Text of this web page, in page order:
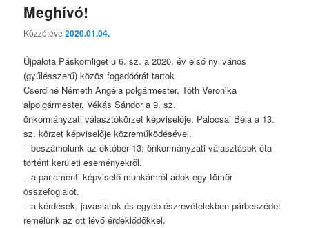
Meghívó!
Közzétéve2020.01.04.
Újpalota Páskomliget u 6. sz. a 2020. év első nyilvános
(gyűlésszerű) közös fogadóórát tartok
Cserdiné Németh Angéla polgármester, Tóth Veronika
alpolgármester, Vékás Sándor a 9. sz.
önkormányzati választókörzet képviselője, Palocsai Béla a 13.
sz. körzet képviselője közreműködésével.
– beszámolunk az október 13. önkormányzati választások óta
történt kerületi eseményekről.
– a parlamenti képviselő munkámról adok egy tömör
összefoglalót.
– a kérdések, javaslatok és egyéb észrevételekben párbeszédet
remélünk az ott lévő érdeklődőkkel.